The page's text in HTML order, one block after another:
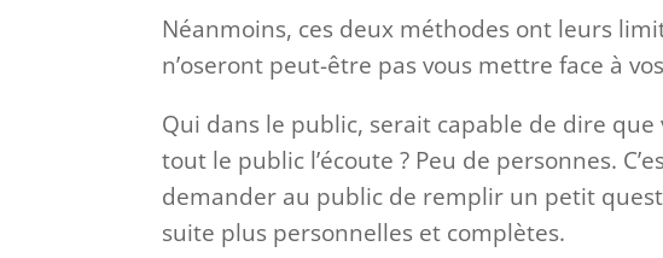
Néanmoins, ces deux méthodes ont leurs
n’oseront peut-être pas vous mettre face à
Qui dans le public, serait capable de dire
tout le public l’écoute ? Peu de personnes.
demander au public de remplir un petit
suite plus personnelles et complètes.